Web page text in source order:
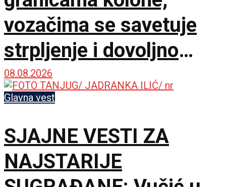
vozačima se savetuje
strpljenje i dovoljno
vode
08.08.2026
Glavna vest
SJAJNE VESTI ZA
NAJSTARIJE